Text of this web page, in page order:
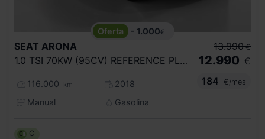
- 1.000€
SEAT ARONA
1.0 TSI 70KW (95CV) REFERENCE PLUS ECO
116.000 km
2018
Manual
Gasolina
13.990 €
12.990 €
184
€/mes
C